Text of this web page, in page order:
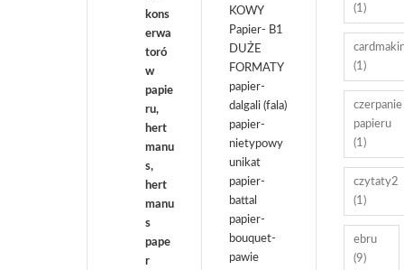
KOWY
Papier- B1
DUŻE
FORMATY
papier-
dalgali (fala)
papier-
nietypowy
unikat
papier-
battal
papier-
bouquet-
pawie
(1)
(1)
czerpanie
papieru
(1)
czytaty2
(1)
ebru
(9)